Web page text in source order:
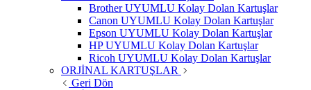
Brother UYUMLU Kolay Dolan Kartuşlar
Canon UYUMLU Kolay Dolan Kartuşlar
Epson UYUMLU Kolay Dolan Kartuşlar
HP UYUMLU Kolay Dolan Kartuşlar
Ricoh UYUMLU Kolay Dolan Kartuşlar
ORJİNAL KARTUŞLAR
Geri Dön